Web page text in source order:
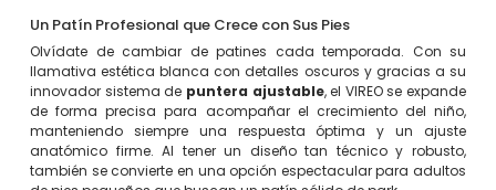
Un Patín Profesional que Crece con Sus Pies
Olvídate de cambiar de patines cada temporada. Con su
llamativa estética blanca con detalles oscuros y gracias a su
innovador sistema de puntera ajustable, el VIREO se expande
de forma precisa para acompañar el crecimiento del niño,
manteniendo siempre una respuesta óptima y un ajuste
anatómico firme. Al tener un diseño tan técnico y robusto,
también se convierte en una opción espectacular para adultos